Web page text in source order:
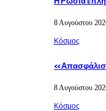
8 Αυγούστου
Κόσμος
8 Αυγούστου
Κόσμος